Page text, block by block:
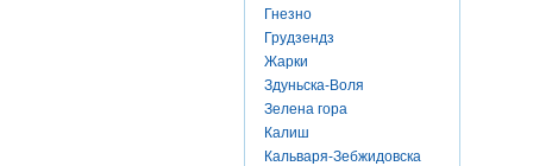
Гнезно
Грудзендз
Жарки
Здуньска-Воля
Зелена гора
Калиш
Кальваря-Зебжидовска